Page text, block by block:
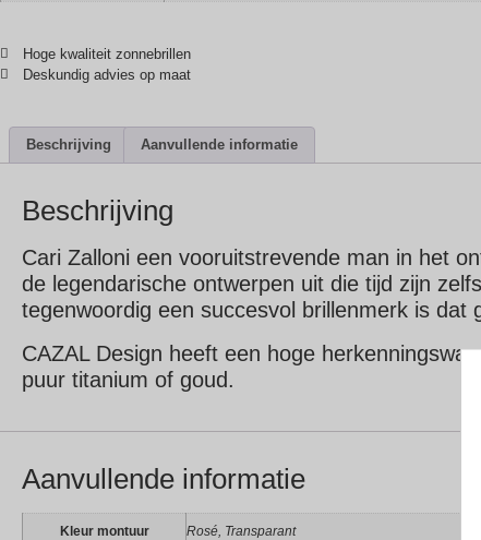
Hoge kwaliteit zonnebrillen
Deskundig advies op maat
Beschrijving Aanvullende informatie
Beschrijving
Cari Zalloni een vooruitstrevende man in het
de legendarische ontwerpen uit die tijd zijn
tegenwoordig een succesvol brillenmerk is dat
CAZAL Design heeft een hoge
puur titanium of goud.
Aanvullende informatie
Kleur montuur Rosé, Transparant